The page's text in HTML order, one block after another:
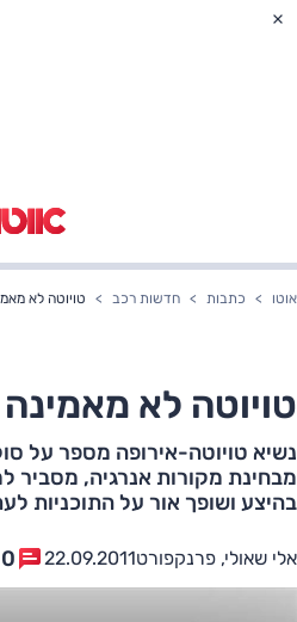
אוטו כתבות חדשות רכב טויוטה לא
טויוטה לא
נשיא טויוטה-אירופה מספר על
מבחינת מקורות אנרגיה, מסביר
בהיצע ושופך אור על התוכניות
אלי שאולי, פרנקפורט22.09.2011
0